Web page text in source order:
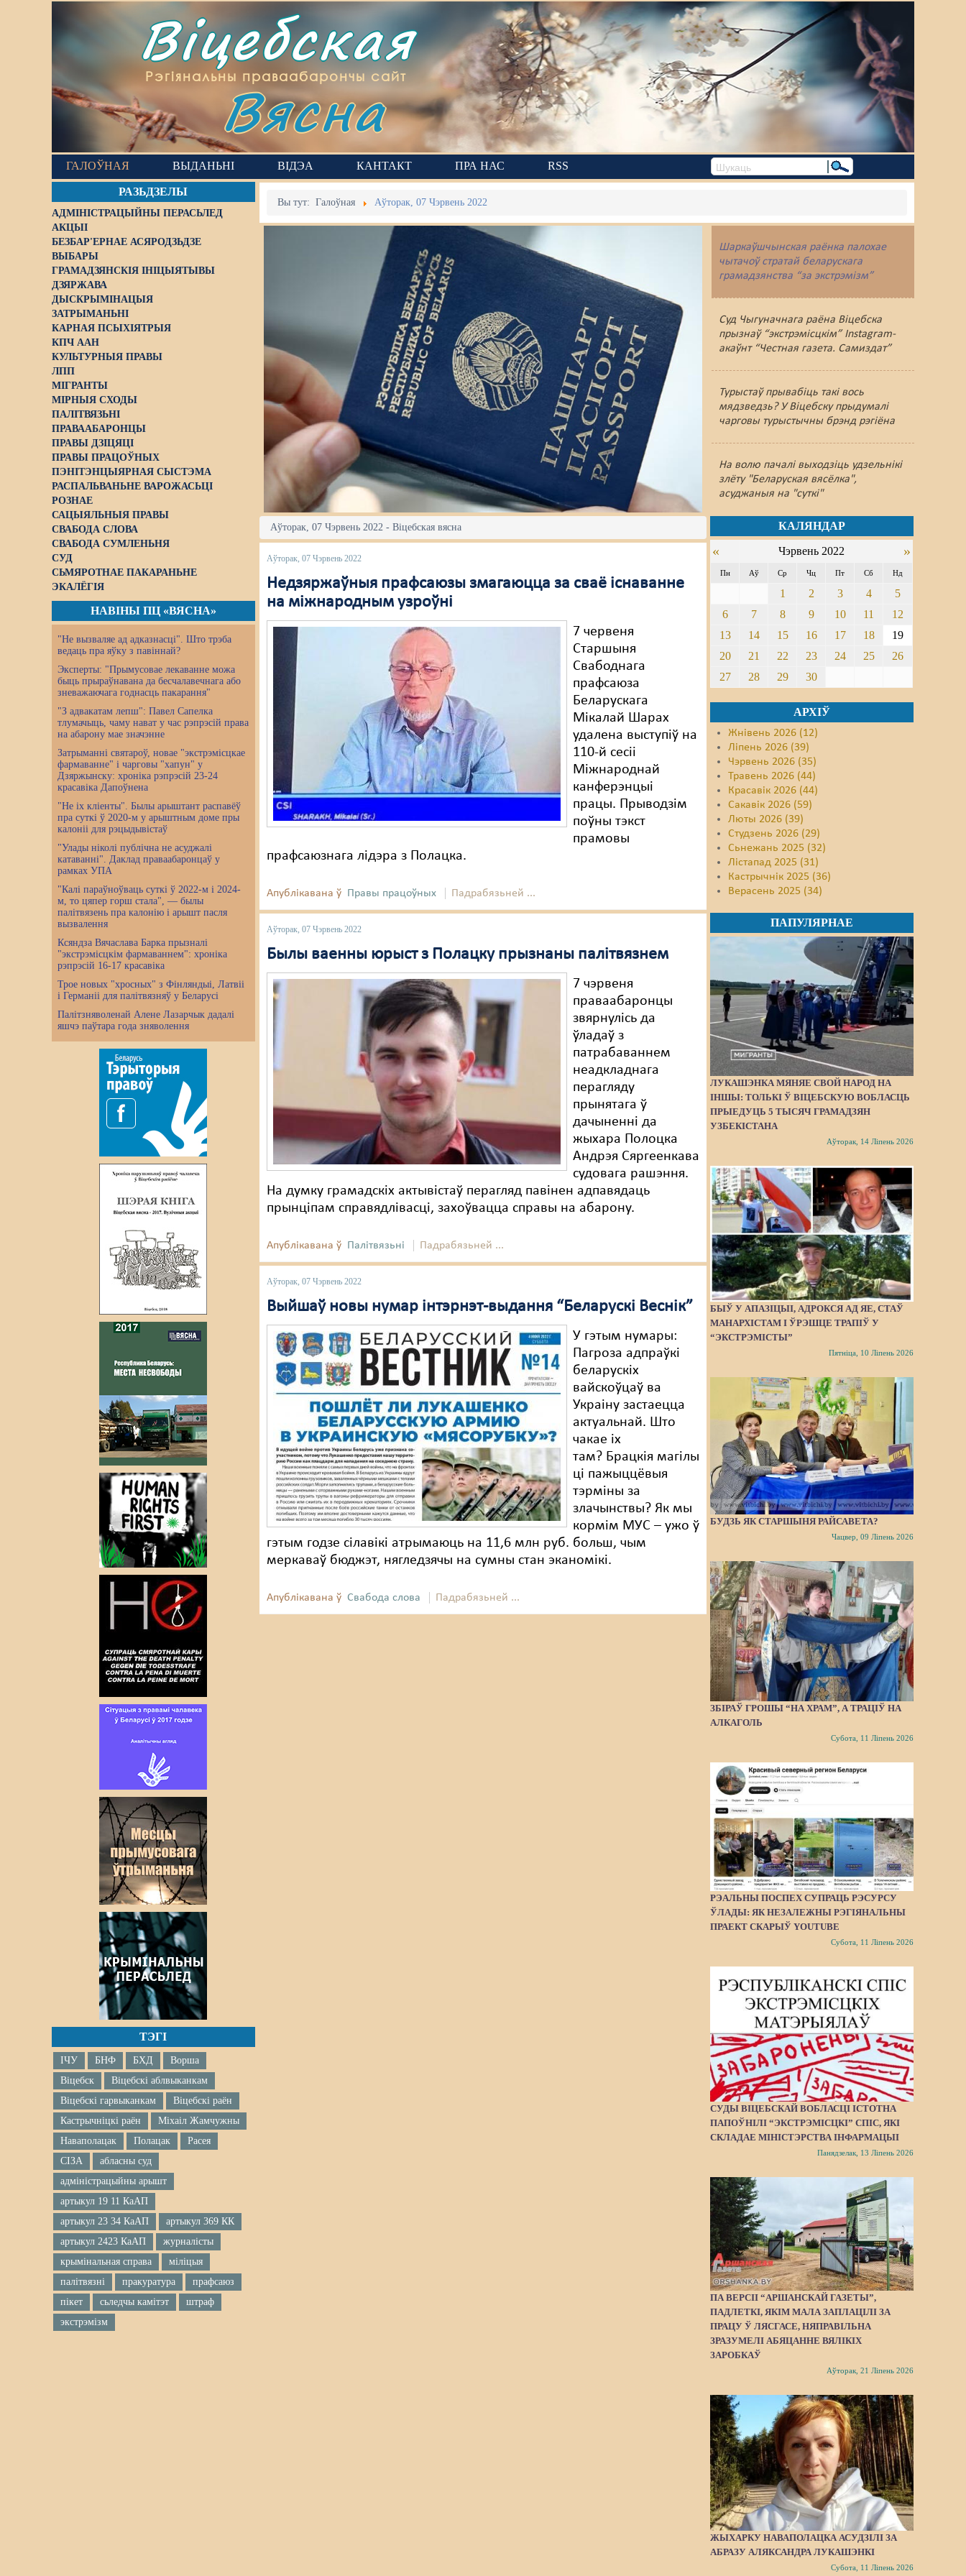
Віцебская
Рэгіянальны праваабарончы сайт
Вясна
ГАЛОЎНАЯ ВЫДАНЬНІ ВІДЭА КАНТАКТ ПРА НАС RSS
РАЗЬДЗЕЛЫ
АДМІНІСТРАЦЫЙНЫ ПЕРАСЬЛЕД
АКЦЫІ
БЕЗБАР'ЕРНАЕ АСЯРОДЗЬДЗЕ
ВЫБАРЫ
ГРАМАДЗЯНСКІЯ ІНІЦЫЯТЫВЫ
ДЗЯРЖАВА
ДЫСКРЫМІНАЦЫЯ
ЗАТРЫМАНЬНІ
КАРНАЯ ПСЫХІЯТРЫЯ
КПЧ ААН
КУЛЬТУРНЫЯ ПРАВЫ
ЛПП
МІГРАНТЫ
МІРНЫЯ СХОДЫ
ПАЛІТВЯЗЬНІ
ПРАВААБАРОНЦЫ
ПРАВЫ ДЗІЦЯЦІ
ПРАВЫ ПРАЦОЎНЫХ
ПЭНІТЭНЦЫЯРНАЯ СЫСТЭМА
РАСПАЛЬВАНЬНЕ ВАРОЖАСЬЦІ
РОЗНАЕ
САЦЫЯЛЬНЫЯ ПРАВЫ
СВАБОДА СЛОВА
СВАБОДА СУМЛЕНЬНЯ
СУД
СЬМЯРОТНАЕ ПАКАРАНЬНЕ
ЭКАЛЁГІЯ
НАВІНЫ ПЦ «ВЯСНА»
"Не вызваляе ад адказнасці". Што трэба
ведаць пра яўку з павіннай?
Эксперты: "Прымусовае лекаванне можа
быць прыраўнавана да бесчалавечнага або
зневажаючага годнасць пакарання"
"З адвакатам лепш": Павел Сапелка
тлумачыць, чаму нават у час рэпрэсій права
на абарону мае значэнне
Затрыманні святароў, новае "экстрэмісцкае
фармаванне" і чарговы "хапун" у
Дзяржынску: хроніка рэпрэсій 23-24
красавіка Дапоўнена
"Не іх кліенты". Былы арыштант распавёў
пра суткі ў 2020-м у арыштным доме пры
калоніі для рэцыдывістаў
"Улады ніколі публічна не асуджалі
катаванні". Даклад праваабаронцаў у
рамках УПА
"Калі параўноўваць суткі ў 2022-м і 2024-
м, то цяпер горш стала", — былы
палітвязень пра калонію і арышт пасля
вызвалення
Ксяндза Вячаслава Барка прызналі
"экстрэмісцкім фармаваннем": хроніка
рэпрэсій 16-17 красавіка
Трое новых "хросных" з Фінляндыі, Латвіі
і Германіі для палітвязняў у Беларусі
Палітзняволенай Алене Лазарчык дадалі
яшчэ паўтара года зняволення
ТЭГІ
ІЧУ БНФ БХД
Ворша
Віцебск
Віцебскі аблвыканкам
Віцебскі гарвыканкам
Віцебскі раён
Кастрычніцкі раён
Міхаіл Жамчужны
Наваполацак
Полацак
Расея
СІЗА
абласны суд
адміністрацыйны арышт
артыкул 19 11 КаАП
артыкул 23 34 КаАП
артыкул 369 КК
артыкул 2423 КаАП
журналісты
крымінальная справа
міліцыя
палітвязні
пракуратура
прафсаюз
пікет
сьледчы камітэт
штраф
экстрэмізм
Вы тут:Галоўная Аўторак, 07 Чэрвень 2022
Шаркаўшчынская раёнка палохае
чытачоў стратай беларускага
грамадзянства “за экстрэмізм”
Суд Чыгуначнага раёна Віцебска
прызнаў “экстрэмісцкім” Instagram-
акаўнт “Честная газета. Самиздат”
Турыстаў прывабіць такі вось
мядзведзь? У Віцебску прыдумалі
чарговы турыстычны брэнд рэгіёна
На волю пачалі выходзіць удзельнікі
злёту "Беларуская вясёлка",
асуджаныя на "суткі"
Аўторак, 07 Чэрвень 2022 - Віцебская вясна
Аўторак, 07 Чэрвень 2022
Недзяржаўныя прафсаюзы змагаюцца за сваё існаванне
на міжнародным узроўні
7 червеня
Старшыня
Свабоднага
прафсаюза
Беларускага
Мікалай Шарах
удалена выступіў на
110-й сесіі
Міжнароднай
канферэнцыі
працы. Прыводзім
поўны тэкст
прамовы
прафсаюзнага лідэра з Полацка.
Апублікавана ў Правы працоўных Падрабязьней ...
Аўторак, 07 Чэрвень 2022
Былы ваенны юрыст з Полацку прызнаны палітвязнем
7 чэрвеня
праваабаронцы
звярнулісь да
ўладаў з
патрабаваннем
неадкладнага
перагляду
прынятага ў
дачыненні да
жыхара Полоцка
Андрэя Сяргеенкава
судовага рашэння.
На думку грамадскіх актывістаў перагляд павінен адпавядаць
прынціпам справядлівасці, захоўвацца справы на абарону.
Апублікавана ў Палітвязьні Падрабязьней ...
Аўторак, 07 Чэрвень 2022
Выйшаў новы нумар інтэрнэт-выдання “Беларускі Веснік”
У гэтым нумары:
Пагроза адпраўкі
беларускіх
вайскоўцаў ва
Украіну застаецца
актуальнай. Што
чакае іх
там? Брацкія магілы
ці пажыццёвыя
тэрміны за
злачынствы? Як мы
кормім МУС – ужо ў
гэтым годзе сілавікі атрымаюць на 11,6 млн руб. больш, чым
меркаваў бюджэт, нягледзячы на ​​сумны стан эканомікі.
Апублікавана ў Свабода слова Падрабязьней ...
КАЛЯНДАР
« Чэрвень 2022 »
Пн Аў Ср Чц Пт Сб Нд
1 2 3 4
5
6
7 8 9 10 11
12
13
14 15 16 17 18
19
20
21 22 23 24 25
26
27
28 29 30
АРХІЎ
Жнівень 2026 (12)
Ліпень 2026 (39)
Чэрвень 2026 (35)
Травень 2026 (44)
Красавік 2026 (44)
Сакавік 2026 (59)
Люты 2026 (39)
Студзень 2026 (29)
Сьнежань 2025 (32)
Лістапад 2025 (31)
Кастрычнік 2025 (36)
Верасень 2025 (34)
ПАПУЛЯРНАЕ
ЛУКАШЭНКА МЯНЯЕ СВОЙ НАРОД НА
ІНШЫ: ТОЛЬКІ Ў ВІЦЕБСКУЮ ВОБЛАСЦЬ
ПРЫЕДУЦЬ 5 ТЫСЯЧ ГРАМАДЗЯН
УЗБЕКІСТАНА
Аўторак, 14 Ліпень 2026
БЫЎ У АПАЗІЦЫІ, АДРОКСЯ АД ЯЕ, СТАЎ
МАНАРХІСТАМ І ЎРЭШЦЕ ТРАПІЎ У
“ЭКСТРЭМІСТЫ”
Пятніца, 10 Ліпень 2026
БУДЗЬ ЯК СТАРШЫНЯ РАЙСАВЕТА?
Чацвер, 09 Ліпень 2026
ЗБІРАЎ ГРОШЫ “НА ХРАМ”, А ТРАЦІЎ НА
АЛКАГОЛЬ
Субота, 11 Ліпень 2026
РЭАЛЬНЫ ПОСПЕХ СУПРАЦЬ РЭСУРСУ
ЎЛАДЫ: ЯК НЕЗАЛЕЖНЫ РЭГІЯНАЛЬНЫ
ПРАЕКТ СКАРЫЎ YOUTUBE
Субота, 11 Ліпень 2026
СУДЫ ВІЦЕБСКАЙ ВОБЛАСЦІ ІСТОТНА
ПАПОЎНІЛІ “ЭКСТРЭМІСЦКІ” СПІС, ЯКІ
СКЛАДАЕ МІНІСТЭРСТВА ІНФАРМАЦЫІ
Панядзелак, 13 Ліпень 2026
ПА ВЕРСІІ “АРШАНСКАЙ ГАЗЕТЫ”,
ПАДЛЕТКІ, ЯКІМ МАЛА ЗАПЛАЦІЛІ ЗА
ПРАЦУ Ў ЛЯСГАСЕ, НЯПРАВІЛЬНА
ЗРАЗУМЕЛІ АБЯЦАННЕ ВЯЛІКІХ
ЗАРОБКАЎ
Аўторак, 21 Ліпень 2026
ЖЫХАРКУ НАВАПОЛАЦКА АСУДЗІЛІ ЗА
АБРАЗУ АЛЯКСАНДРА ЛУКАШЭНКІ
Субота, 11 Ліпень 2026